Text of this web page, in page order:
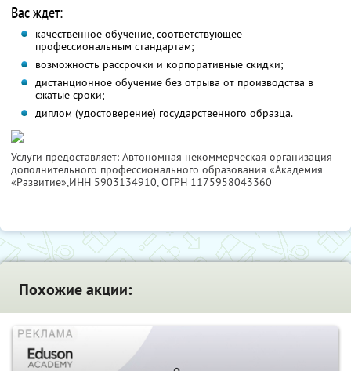
Вас ждет:
качественное обучение, соответствующее
профессиональным стандартам;
возможность рассрочки и корпоративные скидки;
дистанционное обучение без отрыва от производства в
сжатые сроки;
диплом (удостоверение) государственного образца.
Услуги предоставляет: Автономная некоммерческая организация
дополнительного профессионального образования «Академия
«Развитие»,ИНН 5903134910, ОГРН 1175958043360
Похожие акции: